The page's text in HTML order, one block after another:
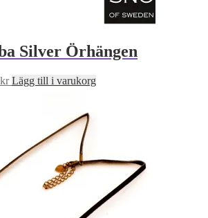
Silver Örhängen
krDet
Lägg till i varukorg